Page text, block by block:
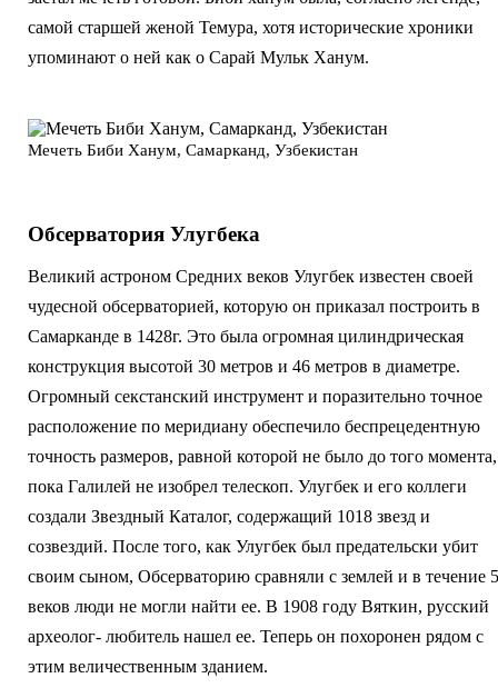
самой старшей женой Темура, хотя исторические хроники
упоминают о ней как о Сарай Мульк Ханум.
Мечеть Биби Ханум, Самарканд, Узбекистан
Обсерватория Улугбека
Великий астроном Средних веков Улугбек известен своей
чудесной обсерваторией, которую он приказал построить в
Самарканде в 1428г. Это была огромная цилиндрическая
конструкция высотой 30 метров и 46 метров в диаметре.
Огромный секстанский инструмент и поразительно точное
расположение по меридиану обеспечило беспрецедентную
точность размеров, равной которой не было до того момента,
пока Галилей не изобрел телескоп. Улугбек и его коллеги
создали Звездный Каталог, содержащий 1018 звезд и
созвездий. После того, как Улугбек был предательски убит
своим сыном, Обсерваторию сравняли с землей и в течение 5
веков люди не могли найти ее. В 1908 году Вяткин, русский
археолог- любитель нашел ее. Теперь он похоронен рядом с
этим величественным зданием.